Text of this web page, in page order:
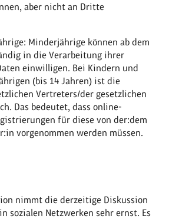
aber nicht an Dritte
Minderjährige können ab dem
in die Verarbeitung ihrer
einwilligen. Bei Kindern und
(bis 14 Jahren) ist die
Vertreters/der gesetzlichen
Das bedeutet, dass online-
für diese von der:dem
vorgenommen werden müssen.
nimmt die derzeitige Diskussion
sozialen Netzwerken sehr ernst. Es